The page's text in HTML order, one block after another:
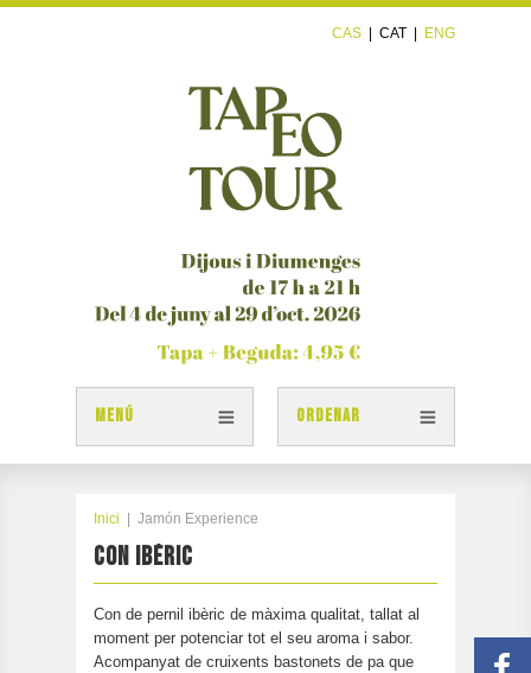
CAS CAT ENG
MENÚ
TAPES
PLÀNOL TAPEOTOUR
PARTICIPA
CONTACTAR
ORDENAR
Inici Jamón Experience
CON IBÈRIC
Con de pernil ibèric de màxima qualitat, tallat al
moment per potenciar tot el seu aroma i sabor.
Acompanyat de cruixents bastonets de pa que